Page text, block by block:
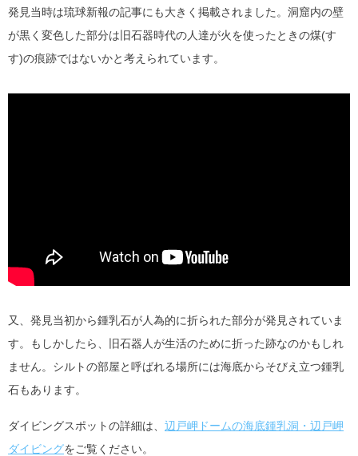
発見当時は琉球新報の記事にも大きく掲載されました。洞窟内の壁
が黒く変色した部分は旧石器時代の人達が火を使ったときの煤(す
す)の痕跡ではないかと考えられています。
又、発見当初から鍾乳石が人為的に折られた部分が発見されていま
す。もしかしたら、旧石器人が生活のために折った跡なのかもしれ
ません。シルトの部屋と呼ばれる場所には海底からそびえ立つ鍾乳
石もあります。
ダイビングスポットの詳細は、 辺戸岬ドームの海底鍾乳洞・辺戸岬
ダイビングをご覧ください。